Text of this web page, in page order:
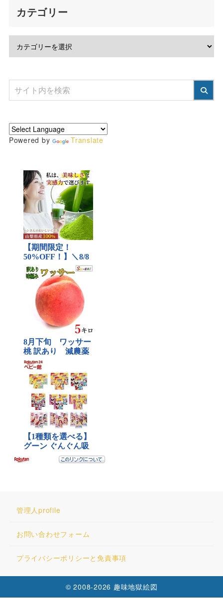
カテゴリー
Powered by Translate
管理人profile
お問い合わせフォーム
プライバシーポリシーと免責事項
© 2008-2026 趣味地獄絵図